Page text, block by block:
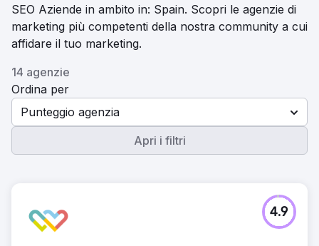
SEO Aziende in ambito in: Spain. Scopri le agenzie di
marketing più competenti della nostra community a cui
affidare il tuo marketing.
14 agenzie
Ordina per
Punteggio agenzia
Apri i filtri
4.9